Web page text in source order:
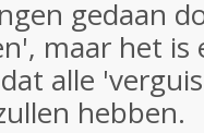
gedaan
maar het
alle
hebben.